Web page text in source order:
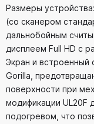
Размеры
(со сканером
дальнобойным
дисплеем Full HD с
Экран и встроенный
Gorilla,
поверхности при
модификации UL20F
подогревом, что